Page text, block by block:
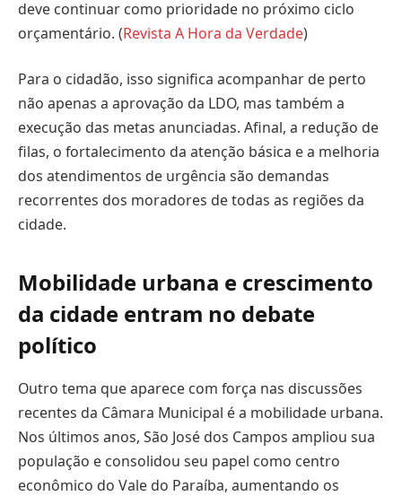
deve continuar como prioridade no próximo ciclo
orçamentário. (Revista A Hora da Verdade)
Para o cidadão, isso significa acompanhar de perto
não apenas a aprovação da LDO, mas também a
execução das metas anunciadas. Afinal, a redução de
filas, o fortalecimento da atenção básica e a melhoria
dos atendimentos de urgência são demandas
recorrentes dos moradores de todas as regiões da
cidade.
Mobilidade urbana e crescimento
da cidade entram no debate
político
Outro tema que aparece com força nas discussões
recentes da Câmara Municipal é a mobilidade urbana.
Nos últimos anos, São José dos Campos ampliou sua
população e consolidou seu papel como centro
econômico do Vale do Paraíba, aumentando os